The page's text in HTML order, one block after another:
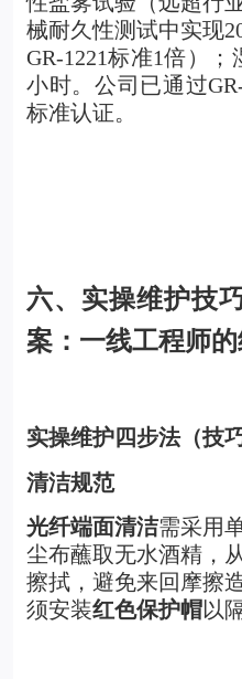
械耐久性测试中实现
GR-1221标准1倍）
小时。公司已通过
标准认证。
六、实操维护技
案：一线工程师
实操维护四步法（技
清洁规范
光纤端面清洁需采用
尘布蘸取无水酒精，
擦拭，避免来回摩擦
须安装红色保护帽以